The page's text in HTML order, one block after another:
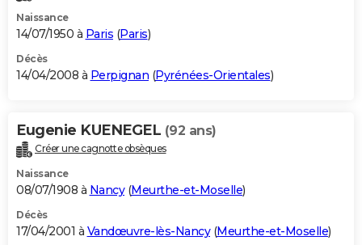
Naissance
14/07/1950 à Paris (Paris)
Décès
14/04/2008 à Perpignan (Pyrénées-Orientales)
Eugenie KUENEGEL (92 ans)
Créer une cagnotte obsèques
Naissance
08/07/1908 à Nancy(Meurthe-et-Moselle)
Décès
17/04/2001 à Vandœuvre-lès-Nancy(Meurthe-et-Moselle)